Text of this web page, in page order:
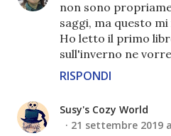
non sono
saggi, ma questo
Ho letto il primo
sull'inverno ne
RISPONDI
Susy's Cozy World
21 settembre 2019